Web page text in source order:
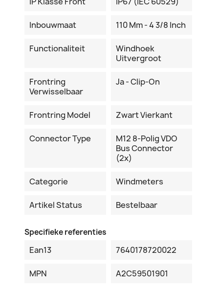
Inbouwmaat 110 Mm - 4 3/8 Inch
Functionaliteit
Windhoek
Uitvergroot
Frontring
Verwisselbaar
Ja - Clip-On
Frontring Model Zwart Vierkant
Connector Type
M12 8-Polig VDO
Bus Connector
(2x)
Categorie Windmeters
Artikel Status Bestelbaar
Specifieke referenties
Ean13 7640178720022
MPN A2C59501901